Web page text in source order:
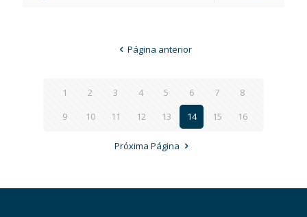
Página anterior
1 2 3 4 5 6 7
8
9
10 11 12 13 14 15 16
Próxima Página